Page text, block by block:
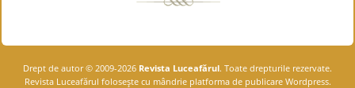
Drept de autor © 2009-2026 Revista Luceafărul. Toate drepturile rezervate.
Revista Luceafărul foloseşte cu mândrie platforma de publicare Wordpress.